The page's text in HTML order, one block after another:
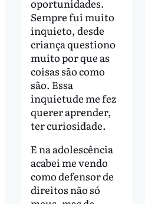
oportunidades.
Sempre fui muito
inquieto, desde
criança questiono
muito por que as
coisas são como
são. Essa
inquietude me fez
querer aprender,
ter curiosidade.
E na adolescência
acabei me vendo
como defensor de
direitos não só